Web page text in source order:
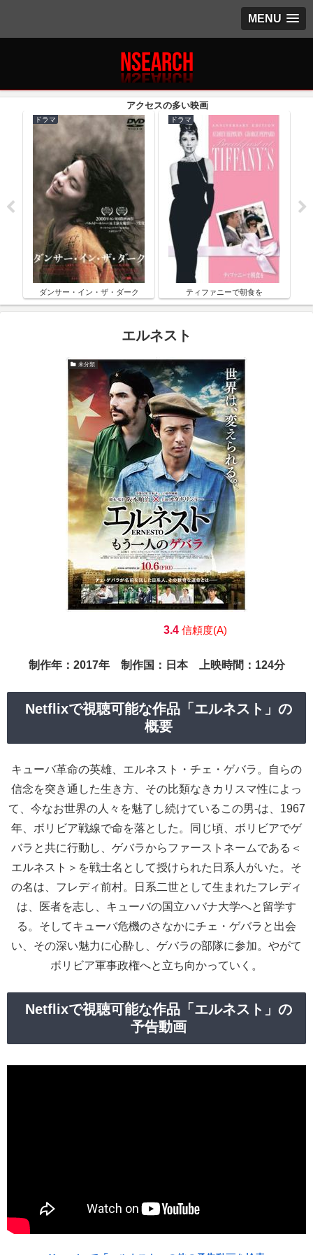
MENU
ドラマ
ダンサー・イン・ザ・ダーク
ドラマ
ティファニーで朝食を
エルネスト
未分類
3.4信頼度(A)
制作年：2017年 制作国：日本 上映時間：124分
Netflixで視聴可能な作品「エルネスト」の
概要
キューバ革命の英雄、エルネスト・チェ・ゲバラ。自らの
信念を突き通した生き方、その比類なきカリスマ性によっ
て、今なお世界の人々を魅了し続けているこの男-は、1967
年、ボリビア戦線で命を落とした。同じ頃、ボリビアでゲ
バラと共に行動し、ゲバラからファーストネームである＜
エルネスト＞を戦士名として授けられた日系人がいた。そ
の名は、フレディ前村。日系二世として生まれたフレディ
は、医者を志し、キューバの国立ハバナ大学へと留学す
る。そしてキューバ危機のさなかにチェ・ゲバラと出会
い、その深い魅力に心酔し、ゲバラの部隊に参加。やがて
ボリビア軍事政権へと立ち向かっていく。
Netflixで視聴可能な作品「エルネスト」の
予告動画